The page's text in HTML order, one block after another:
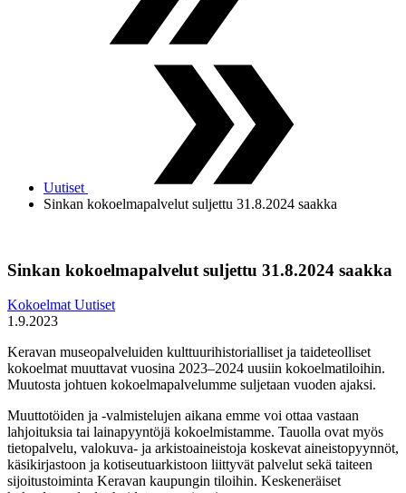
Uutiset
Sinkan kokoelmapalvelut suljettu 31.8.2024 saakka
Sinkan kokoelmapalvelut suljettu 31.8.2024 saakka
KokoelmatUutiset
1.9.2023
Keravan museopalveluiden kulttuurihistorialliset ja taideteolliset
kokoelmat muuttavat vuosina 2023–2024 uusiin kokoelmatiloihin.
Muutosta johtuen kokoelmapalvelumme suljetaan vuoden ajaksi.
Muuttotöiden ja -valmistelujen aikana emme voi ottaa vastaan
lahjoituksia tai lainapyyntöjä kokoelmistamme. Tauolla ovat myös
tietopalvelu, valokuva- ja arkistoaineistoja koskevat aineistopyynnöt,
käsikirjastoon ja kotiseutuarkistoon liittyvät palvelut sekä taiteen
sijoitustoiminta Keravan kaupungin tiloihin. Keskeneräiset